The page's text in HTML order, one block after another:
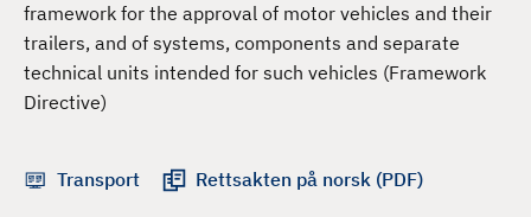
framework for the approval of motor vehicles and their
trailers, and of systems, components and separate
technical units intended for such vehicles (Framework
Directive)
Transport Rettsakten på norsk (PDF)